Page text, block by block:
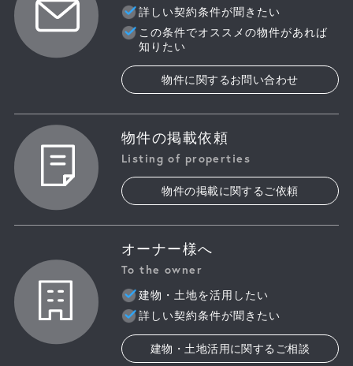
詳しい契約条件が聞きたい
この条件でオススメの物件があれば
知りたい
物件に関するお問い合わせ
物件の掲載依頼
Listing of properties
物件の掲載に関するご依頼
オーナー様へ
To the owner
建物・土地を活用したい
詳しい契約条件が聞きたい
建物・土地活用に関するご相談